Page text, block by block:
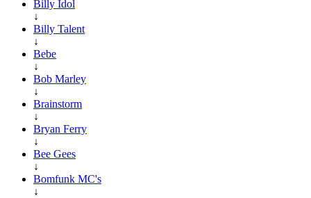
Billy Idol
↓
Billy Talent
↓
Bebe
↓
Bob Marley
↓
Brainstorm
↓
Bryan Ferry
↓
Bee Gees
↓
Bomfunk MC's
↓